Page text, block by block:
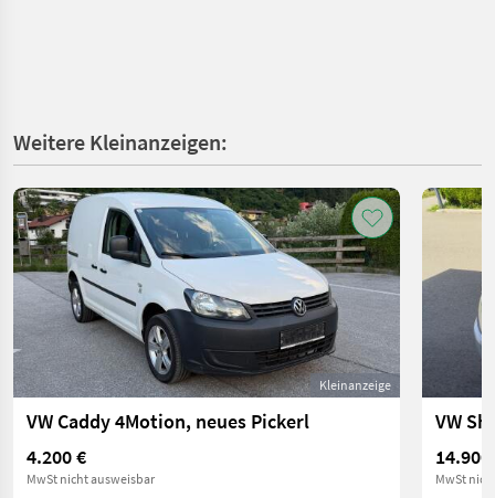
Weitere Kleinanzeigen:
Kleinanzeige
VW Caddy 4Motion, neues Pickerl
4.200 €
MwSt nicht ausweisbar
VW
14.900
MwSt